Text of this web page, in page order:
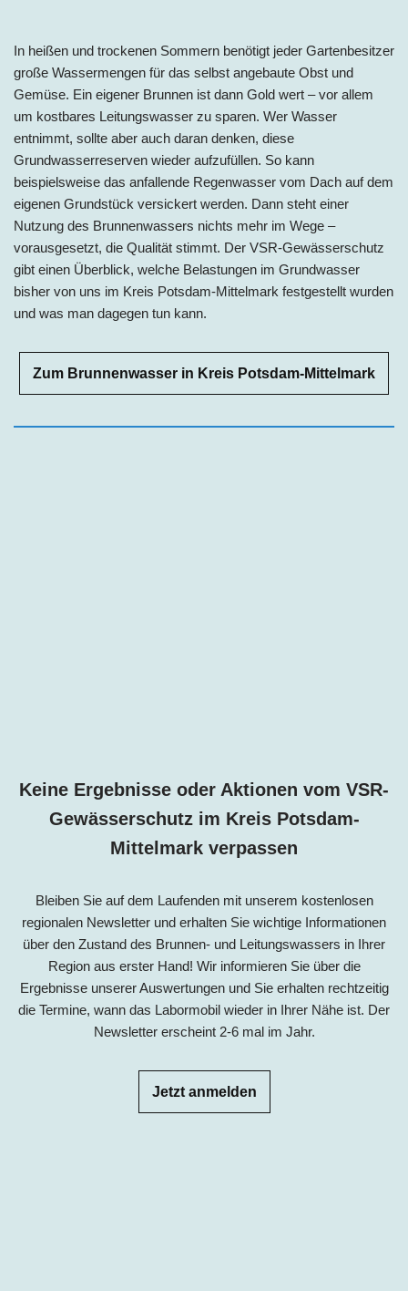
In heißen und trockenen Sommern benötigt jeder Gartenbesitzer
große Wassermengen für das selbst angebaute Obst und
Gemüse. Ein eigener Brunnen ist dann Gold wert – vor allem
um kostbares Leitungswasser zu sparen. Wer Wasser
entnimmt, sollte aber auch daran denken, diese
Grundwasserreserven wieder aufzufüllen. So kann
beispielsweise das anfallende Regenwasser vom Dach auf dem
eigenen Grundstück versickert werden. Dann steht einer
Nutzung des Brunnenwassers nichts mehr im Wege –
vorausgesetzt, die Qualität stimmt. Der VSR-Gewässerschutz
gibt einen Überblick, welche Belastungen im Grundwasser
bisher von uns im Kreis Potsdam-Mittelmark festgestellt wurden
und was man dagegen tun kann.
Zum Brunnenwasser in Kreis Potsdam-Mittelmark
Keine Ergebnisse oder Aktionen vom VSR-
Gewässerschutz im Kreis Potsdam-
Mittelmark verpassen
Bleiben Sie auf dem Laufenden mit unserem kostenlosen
regionalen Newsletter und erhalten Sie wichtige Informationen
über den Zustand des Brunnen- und Leitungswassers in Ihrer
Region aus erster Hand! Wir informieren Sie über die
Ergebnisse unserer Auswertungen und Sie erhalten rechtzeitig
die Termine, wann das Labormobil wieder in Ihrer Nähe ist. Der
Newsletter erscheint 2-6 mal im Jahr.
Jetzt anmelden